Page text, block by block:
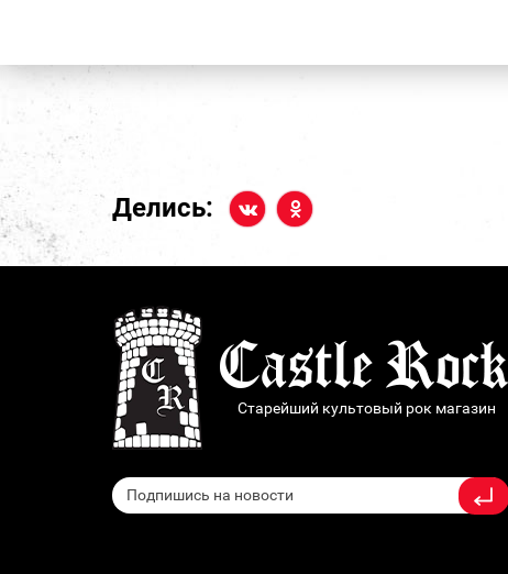
Делись:
Старейший культовый рок магазин